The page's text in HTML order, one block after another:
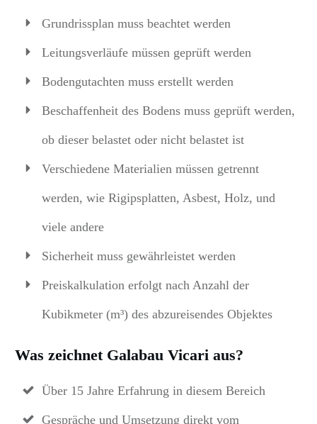
Grundrissplan muss beachtet werden
Leitungsverläufe müssen geprüft werden
Bodengutachten muss erstellt werden
Beschaffenheit des Bodens muss geprüft werden,
ob dieser belastet oder nicht belastet ist
Verschiedene Materialien müssen getrennt
werden, wie Rigipsplatten, Asbest, Holz, und
viele andere
Sicherheit muss gewährleistet werden
Preiskalkulation erfolgt nach Anzahl der
Kubikmeter (m³) des abzureisendes Objektes
Was zeichnet Galabau Vicari aus?
Über 15 Jahre Erfahrung in diesem Bereich
Gespräche und Umsetzung direkt vom